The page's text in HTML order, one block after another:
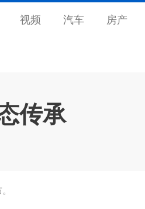
视频 汽车 房产
传承